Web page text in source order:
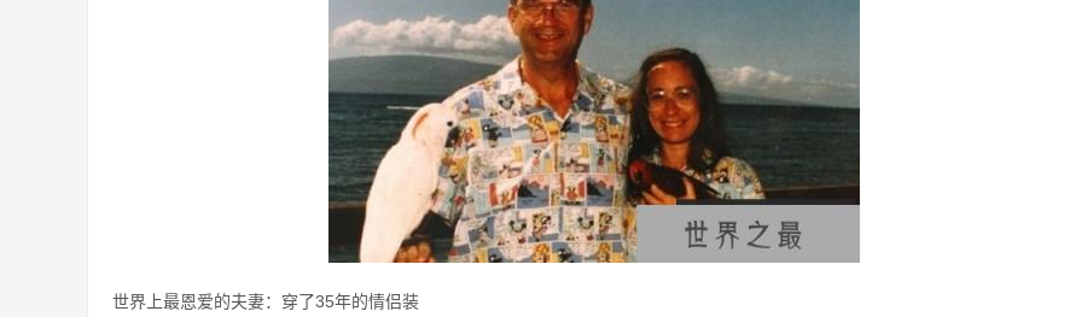
世界上最恩爱的夫妻：穿了35年的情侣装